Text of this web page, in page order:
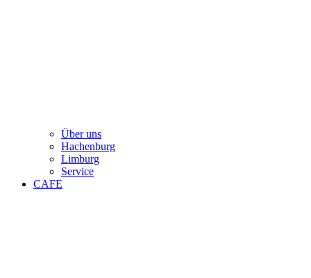
Über uns
Hachenburg
Limburg
Service
CAFE